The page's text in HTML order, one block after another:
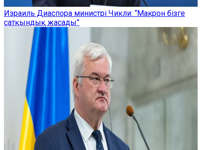
Израиль Диаспора министрі Чикли: “Макрон бізге
сатқындық жасады”